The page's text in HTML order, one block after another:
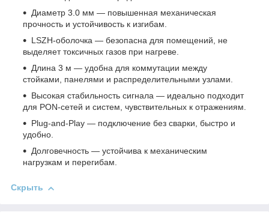
Диаметр 3.0 мм — повышенная механическая
прочность и устойчивость к изгибам.
LSZH‑оболочка — безопасна для помещений, не
выделяет токсичных газов при нагреве.
Длина 3 м — удобна для коммутации между
стойками, панелями и распределительными узлами.
Высокая стабильность сигнала — идеально подходит
для PON‑сетей и систем, чувствительных к отражениям.
Plug‑and‑Play — подключение без сварки, быстро и
удобно.
Долговечность — устойчива к механическим
нагрузкам и перегибам.
Скрыть